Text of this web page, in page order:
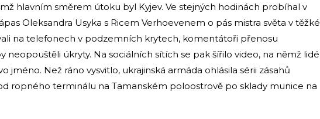
hlavním směrem útoku byl Kyjev. Ve stejných hodinách probíhal v
Oleksandra Usyka s Ricem Verhoevenem o pás mistra světa v těžké
na telefonech v podzemních krytech, komentátoři přenosu
neopouštěli úkryty. Na sociálních sítích se pak šířilo video, na němž lidé
jméno. Než ráno vysvitlo, ukrajinská armáda ohlásila sérii zásahů
ropného terminálu na Tamanském poloostrově po sklady munice na